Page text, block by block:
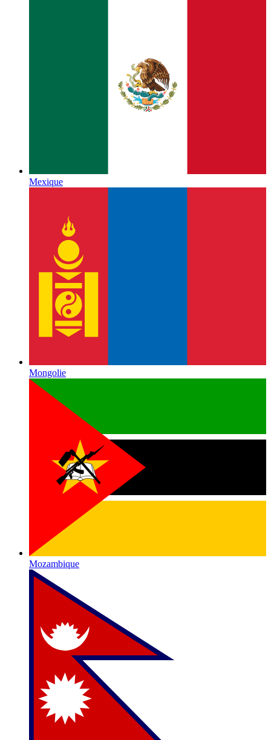
Mexique
Mongolie
Mozambique